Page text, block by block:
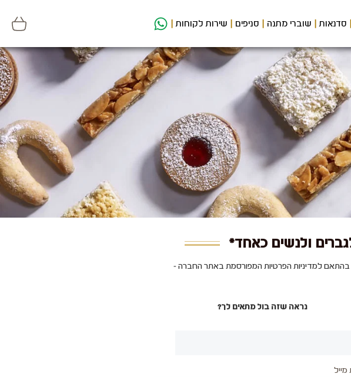
סדנאות שוברי מתנה סניפים שירות לקוחות
ולנשים כאחד*
למדיניות הפרטיות המפורסמת באתר החברה -
נראה שזה בול מתאים לך?